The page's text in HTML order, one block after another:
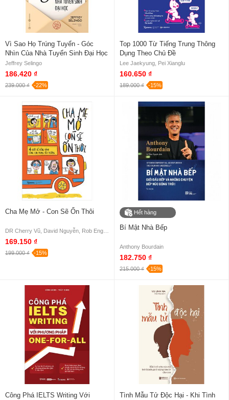
Vì Sao Họ Trúng Tuyển - Góc
Nhìn Của Nhà Tuyển Sinh Đại Học
Jeffrey Selingo
186.420 ₫
239.000 ₫ -22%
Top 1000 Từ Tiếng Trung Thông
Dụng Theo Chủ Đề
Lee Jaekyung, Pei Xianglu
160.650 ₫
189.000 ₫ -15%
Cha Mẹ Mở - Con Sẽ Ổn Thôi
169.150 ₫
199.000 ₫ -15%
Hết hàng
Bí Mật Nhà Bếp
Anthony Bourdain
182.750 ₫
215.000 ₫ -15%
Công Phá IELTS Writing Với
Tình Mẫu Tử Độc Hại - Khi Tình